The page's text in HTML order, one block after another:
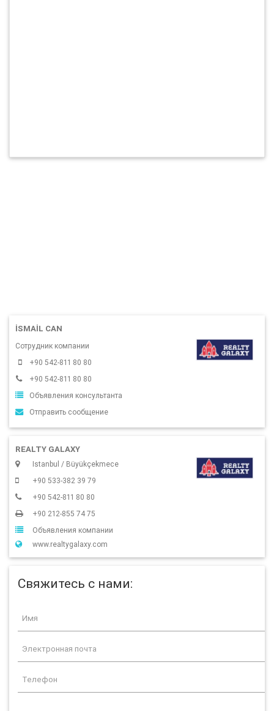
İSMAIL CAN
Сотрудник компании
+90 542-811 80 80
+90 542-811 80 80
Объявления консультанта
Отправить сообщение
REALTY GALAXY
Istanbul / Büyükçekmece
+90 533-382 39 79
+90 542-811 80 80
+90 212-855 74 75
Объявления компании
www.realtygalaxy.com
Свяжитесь с нами: